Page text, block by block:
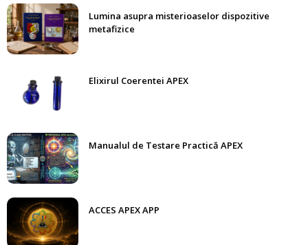
Lumina asupra misterioaselor dispozitive
metafizice
Elixirul Coerentei APEX
Manualul de Testare Practică APEX
ACCES APEX APP